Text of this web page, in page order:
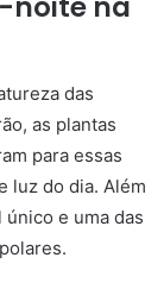
das
as plantas
para essas
luz do dia. Além
e uma das